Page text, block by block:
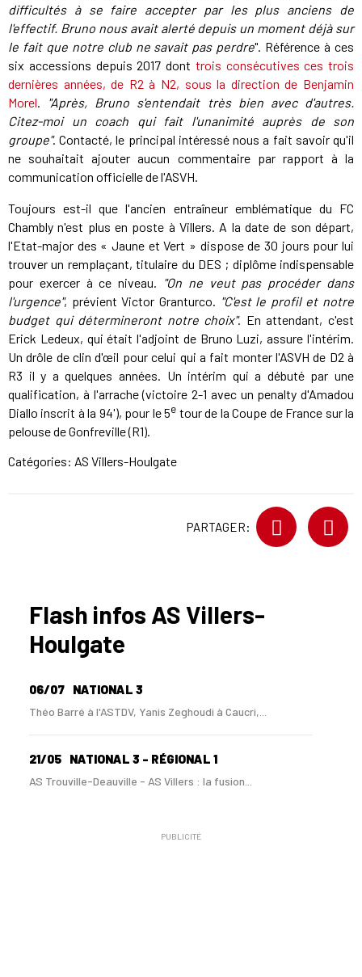
difficultés à se faire accepter par les plus anciens de
l'effectif. Bruno nous avait alerté depuis un moment déjà sur
le fait que notre club ne savait pas perdre". Référence à ces
six accessions depuis 2017 dont trois consécutives ces trois
dernières années, de R2 à N2, sous la direction de Benjamin
Morel. "Après, Bruno s'entendait très bien avec d'autres.
Citez-moi un coach qui fait l'unanimité auprès de son
groupe". Contacté, le principal intéressé nous a fait savoir qu'il
ne souhaitait ajouter aucun commentaire par rapport à la
communication officielle de l'ASVH.
Toujours est-il que l'ancien entraîneur emblématique du FC
Chambly n'est plus en poste à Villers. A la date de son départ,
l'Etat-major des « Jaune et Vert » dispose de 30 jours pour lui
trouver un remplaçant, titulaire du DES ; diplôme indispensable
pour exercer à ce niveau. "On ne veut pas procéder dans
l'urgence", prévient Victor Granturco. "C'est le profil et notre
budget qui détermineront notre choix". En attendant, c'est
Erick Ledeux, qui était l'adjoint de Bruno Luzi, assure l'intérim.
Un drôle de clin d'œil pour celui qui a fait monter l'ASVH de D2 à
R3 il y a quelques années. Un intérim qui a débuté par une
qualification, à l'arrache (victoire 2-1 avec un penalty d'Amadou
Diallo inscrit à la 94'), pour le 5e tour de la Coupe de France sur la
pelouse de Gonfreville (R1).
Catégories: AS Villers-Houlgate
PARTAGER:
Flash infos AS Villers-
Houlgate
06/07 NATIONAL 3
Théo Barré à l'ASTDV, Yanis Zeghoudi à Caucri,...
21/05 NATIONAL 3 - RÉGIONAL 1
AS Trouville-Deauville - AS Villers : la fusion...
PUBLICITÉ